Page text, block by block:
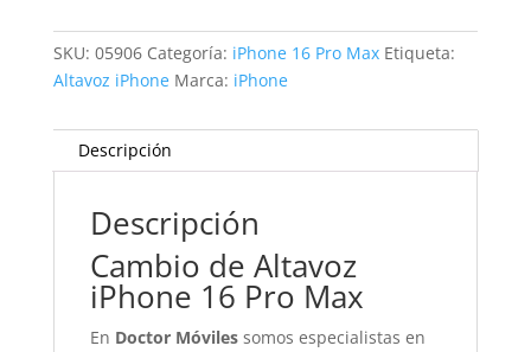
cantidad
SKU: 05906 Categoría: iPhone 16 Pro Max Etiqueta:
Altavoz iPhone Marca: iPhone
Descripción
Descripción
Cambio de Altavoz
iPhone 16 Pro Max
En Doctor Móvilessomos especialistas en